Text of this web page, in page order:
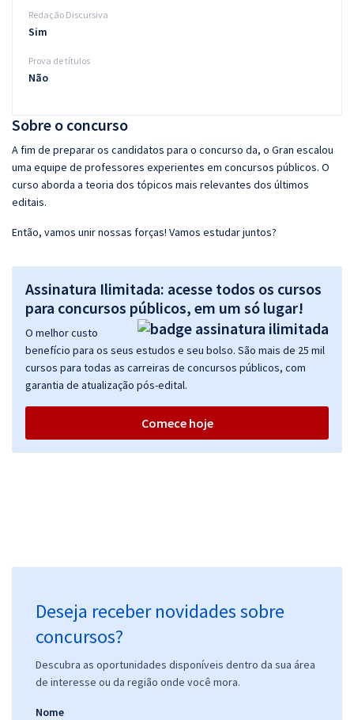
Sobre o concurso
A fim de preparar os candidatos para o concurso da, o Gran escalou
uma equipe de professores experientes em concursos públicos. O
curso aborda a teoria dos tópicos mais relevantes dos últimos
editais.
Então, vamos unir nossas forças! Vamos estudar juntos?
Assinatura Ilimitada: acesse todos os cursos
para concursos públicos, em um só lugar!
O melhor custo
benefício para os seus estudos e seu bolso. São mais de 25 mil
cursos para todas as carreiras de concursos públicos, com
garantia de atualização pós-edital.
Comece hoje
Deseja receber novidades sobre
concursos?
Descubra as oportunidades disponíveis dentro da sua área
de interesse ou da região onde você mora.
Nome
Redação Discursiva
Sim
Prova de títulos
Não